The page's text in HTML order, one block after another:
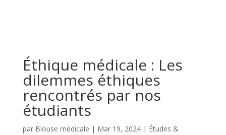
Éthique médicale : Les
dilemmes éthiques
rencontrés par nos
étudiants
par Blouse médicale | Mar 19, 2024| Études &